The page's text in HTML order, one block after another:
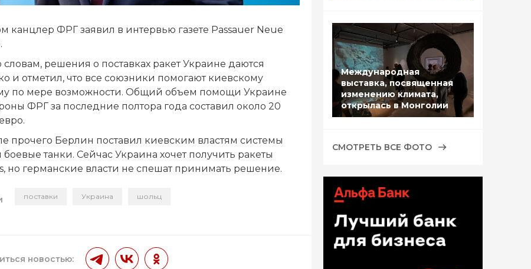
канцлер ФРГ заявил в интервью газете Passauer Neue
словам, решения о поставках ракет Украине даются
и отметил, что все союзники помогают киевскому
по мере возможности. Общий объем помощи Украине
ФРГ за последние полтора года составил около 20
прочего Берлин поставил киевским властям системы
танки. Сейчас Украина хочет получить ракеты
но германские власти не спешат принимать решение.
поставки Украина шольц
новостью:
Международная
выставка, посвященная
изменению климата,
открылась в Монголии
СМОТРЕТЬ ВСЕ ФОТО